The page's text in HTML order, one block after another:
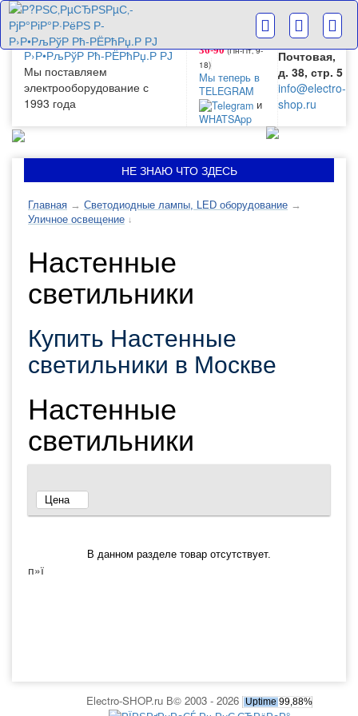
Мы поставляем
электрооборудование с
1993 года
36-90(Пн-Пт‚ 9-
18)
Мы теперь в
TELEGRAM
и
WHATSApp
Большая
Почтовая,
д. 38, стр. 5
info@electro-
shop.ru
НЕ ЗНАЮ ЧТО ЗДЕСЬ
Главная → Светодиодные лампы, LED оборудование →
Уличное освещение ↓
Настенные
светильники
Купить Настенные
светильники в Москве
Настенные
светильники
Цена
В данном разделе товар отсутствует.
п»ї
Electro-SHOP.ru В© 2003 - 2026